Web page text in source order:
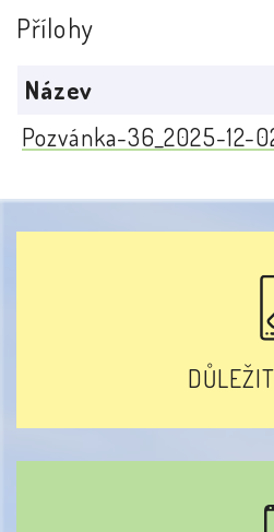
Přílohy
Název
Pozvánka-36_2025-12-